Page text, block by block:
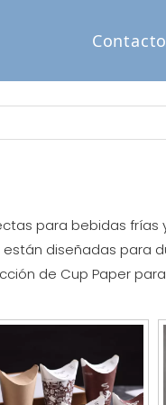
Contacto
para bebidas
diseñadas para
de Cup Paper